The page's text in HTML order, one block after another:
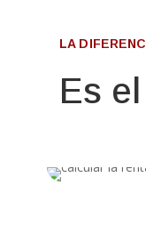
LA
Es